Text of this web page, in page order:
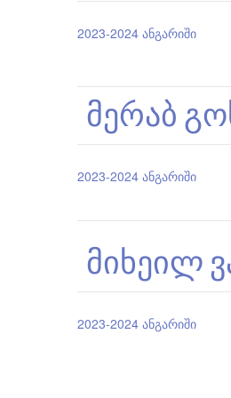
2023-2024 ანგარიში
მერაბ
2023-2024 ანგარიში
მიხეილ
2023-2024 ანგარიში